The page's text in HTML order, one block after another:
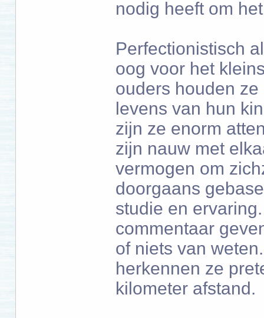
nodig heeft om
Perfectionistisch
oog voor het
ouders houden
levens van hun
zijn ze enorm
zijn nauw met
vermogen om
doorgaans
studie en
commentaar
of niets van
herkennen ze
kilometer afstand.